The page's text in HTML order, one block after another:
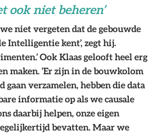
ook niet beheren’
niet vergeten dat de gebouwde
Intelligentie kent’, zegt hij.
Ook Klaas gelooft heel erg
maken. ‘Er zijn in de bouwkolom
gaan verzamelen, hebben die data
informatie op als we causale
daarbij helpen, onze eigen
bevatten. Maar we